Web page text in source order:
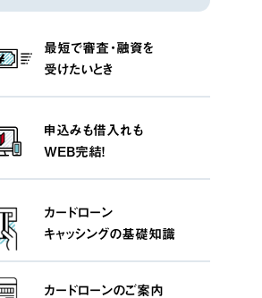
最短で審査・融資を
受けたいとき
申込みも借入れも
WEB完結！
カードローン
キャッシングの基礎知識
カードローンのご案内